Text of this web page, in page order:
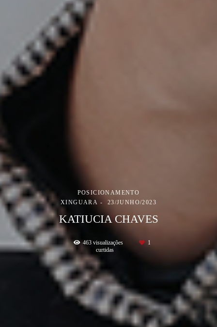
POSICIONAMENTO
XINGUARA
23/JUNHO/2023
KATIUCIA CHAVES
463 visualizações
1
curtidas